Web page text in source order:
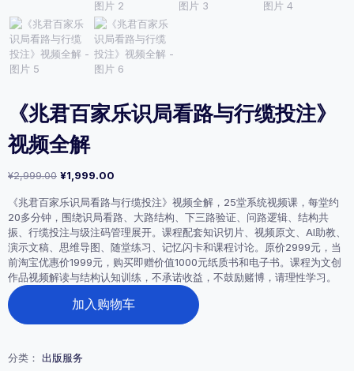
《兆君百家乐识局看路与行缆投注》
视频全解
¥2,999.00 原
为：
¥2,999.00。
¥1,999.00
价
格
为：
¥1,999.00。
《兆君百家乐识局看路与行缆投注》视频全解，25堂系统视频课，每堂约
20多分钟，围绕识局看路、大路结构、下三路验证、问路逻辑、结构共
振、行缆投注与级注码管理展开。课程配套知识切片、视频原文、AI助教、
演示文稿、思维导图、随堂练习、记忆闪卡和课程讨论。原价2999元，当
前淘宝优惠价1999元，购买即赠价值1000元纸质书和电子书。课程为文创
作品视频解读与结构认知训练，不承诺收益，不鼓励赌博，请理性学习。
《兆
君
百
乐
识
加入购物车
分类： 出版服务